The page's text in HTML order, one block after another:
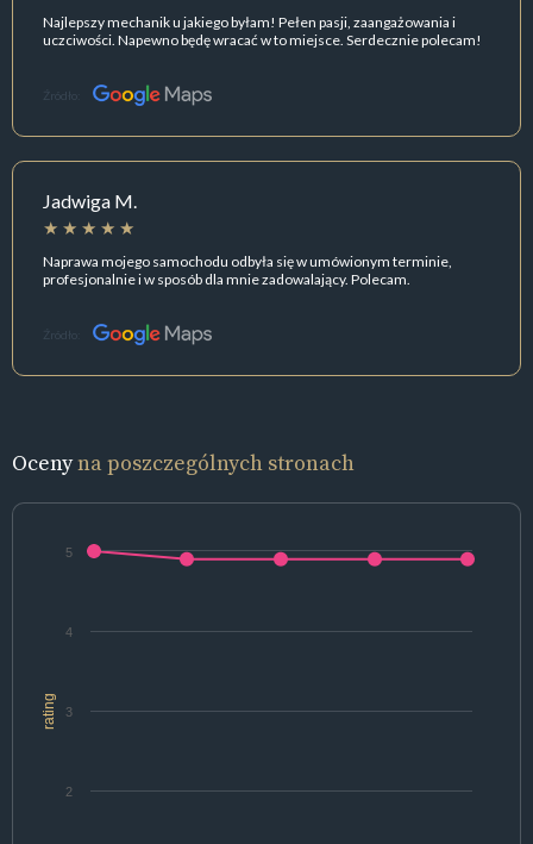
Najlepszy mechanik u jakiego byłam! Pełen pasji, zaangażowania i
uczciwości. Napewno będę wracać w to miejsce. Serdecznie polecam!
Źródło:
Jadwiga M.
Naprawa mojego samochodu odbyła się w umówionym terminie,
profesjonalnie i w sposób dla mnie zadowalający. Polecam.
Źródło:
Ocenyna poszczególnych stronach
rating
2
3
4
5